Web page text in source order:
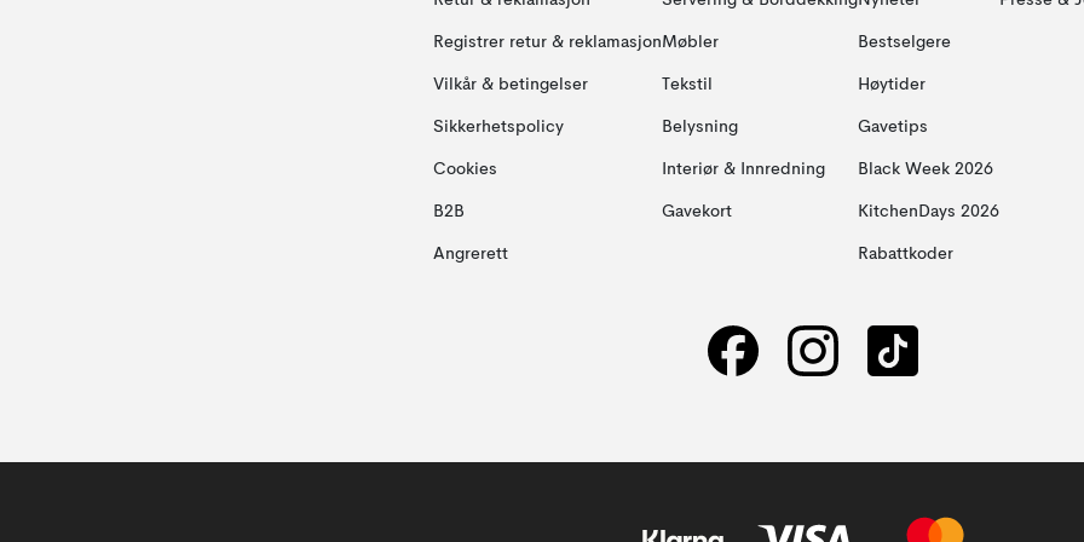
Registrer retur & reklamasjon
Vilkår & betingelser
Sikkerhetspolicy
Cookies
B2B
Angrerett
Møbler
Tekstil
Belysning
Interiør & Innredning
Gavekort
Bestselgere
Høytider
Gavetips
Black Week 2026
KitchenDays 2026
Rabattkoder